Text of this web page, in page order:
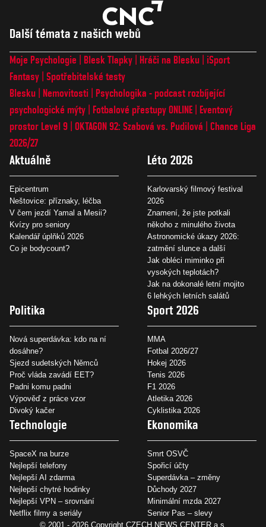
Další témata z našich webů
Moje Psychologie Blesk Tlapky Hráči na Blesku
iSport
Fantasy Spotřebitelské testy
Blesku
Nemovitosti
Psychologika - podcast rozbíjející
psychologické mýty
Fotbalové přestupy ONLINE
Eventový
prostor Level 9 OKTAGON 92: Szabová vs. Pudilová
Chance Liga
2026/27
Aktuálně
Epicentrum
Neštovice: příznaky, léčba
V čem jezdí Yamal a Mesii?
Kvízy pro seniory
Kalendář úplňků 2026
Co je bodycount?
Léto 2026
Karlovarský filmový festival
2026
Znamení, že jste potkali
někoho z minulého života
Astronomické úkazy 2026:
zatmění slunce a další
Jak obléci miminko při
vysokých teplotách?
Jak na dokonalé letní mojito
6 lehkých letních salátů
Politika
Nová superdávka: kdo na ní
dosáhne?
Sjezd sudetských Němců
Proč vláda zavádí EET?
Padni komu padni
Výpověď z práce vzor
Divoký kačer
Sport 2026
MMA
Fotbal 2026/27
Hokej 2026
Tenis 2026
F1 2026
Atletika 2026
Cyklistika 2026
Technologie
SpaceX na burze
Nejlepší telefony
Nejlepší AI zdarma
Nejlepší chytré hodinky
Nejlepší VPN – srovnání
Netflix filmy a seriály
Ekonomika
Smrt OSVČ
Spořicí účty
Superdávka – změny
Důchody 2027
Minimální mzda 2027
Senior Pas – slevy
© 2001 - 2026 Copyright CZECH NEWS CENTER a.s.